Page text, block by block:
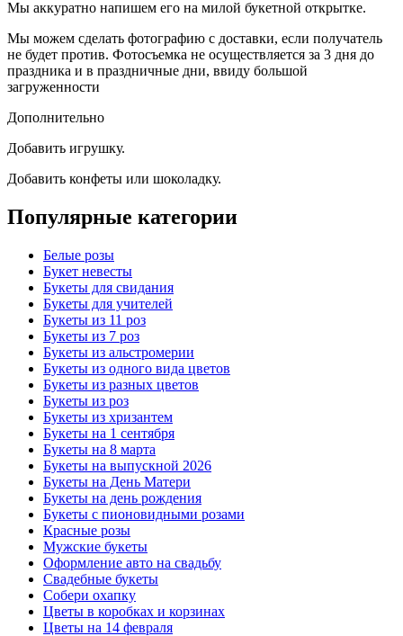
Мы аккуратно напишем его на милой букетной открытке.
Мы можем сделать фотографию с доставки, если получатель
не будет против. Фотосъемка не осуществляется за 3 дня до
праздника и в праздничные дни, ввиду большой
загруженности
Дополнительно
Добавить игрушку.
Добавить конфеты или шоколадку.
Популярные категории
Белые розы
Букет невесты
Букеты для свидания
Букеты для учителей
Букеты из 11 роз
Букеты из 7 роз
Букеты из альстромерии
Букеты из одного вида цветов
Букеты из разных цветов
Букеты из роз
Букеты из хризантем
Букеты на 1 сентября
Букеты на 8 марта
Букеты на выпускной 2026
Букеты на День Матери
Букеты на день рождения
Букеты с пионовидными розами
Красные розы
Мужские букеты
Оформление авто на свадьбу
Свадебные букеты
Собери охапку
Цветы в коробках и корзинах
Цветы на 14 февраля